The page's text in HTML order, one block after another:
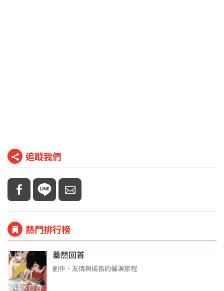
追蹤我們
熱門排行榜
驀然回首
創作、友情與成長的催淚旅程